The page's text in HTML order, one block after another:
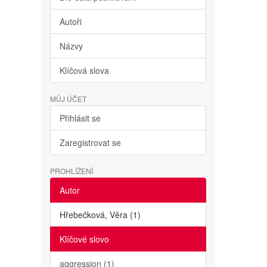
Autoři
Názvy
Klíčová slova
MŮJ ÚČET
Přihlásit se
Zaregistrovat se
PROHLÍŽENÍ
Autor
Hřebečková, Věra (1)
Klíčové slovo
aggression (1)